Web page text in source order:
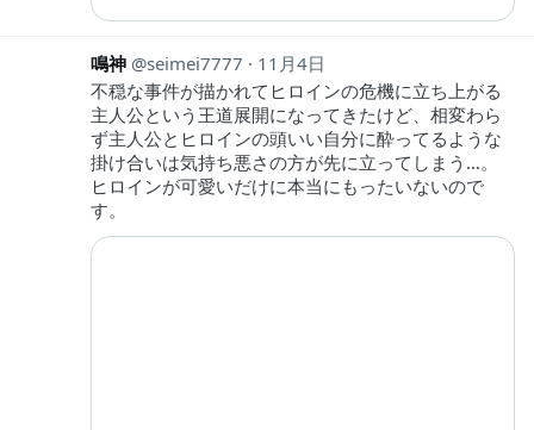
鳴神 seimei7777
11月4日
不穏な事件が描かれてヒロインの危機に立ち上がる
主人公という王道展開になってきたけど、相変わら
ず主人公とヒロインの頭いい自分に酔ってるような
掛け合いは気持ち悪さの方が先に立ってしまう…。
ヒロインが可愛いだけに本当にもったいないので
す。